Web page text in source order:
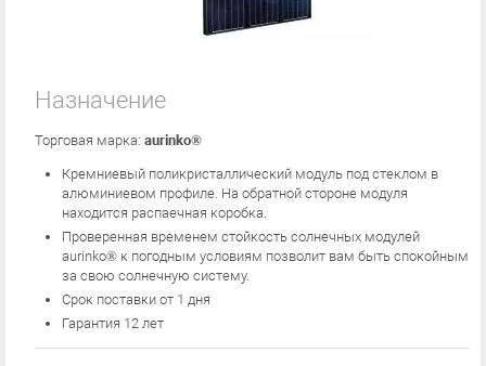
Назначение
Торговая марка: aurinko®
Кремниевый поликристаллический модуль под стеклом в
алюминиевом профиле. На обратной стороне модуля
находится распаечная коробка.
Проверенная временем стойкость солнечных модулей
aurinko® к погодным условиям позволит вам быть спокойным
за свою солнечную систему.
Срок поставки от 1 дня
Гарантия 12 лет